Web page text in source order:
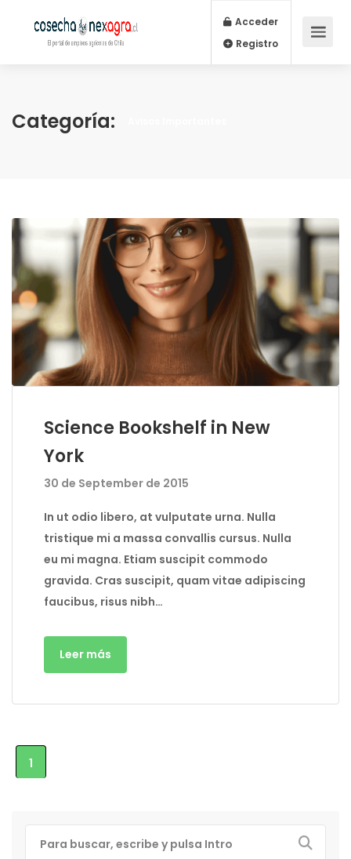
Acceder
Registro
Categoría:
Science Bookshelf in New
York
30 de September de 2015
In ut odio libero, at vulputate urna. Nulla
tristique mi a massa convallis cursus. Nulla
eu mi magna. Etiam suscipit commodo
gravida. Cras suscipit, quam vitae adipiscing
faucibus, risus nibh…
Leer más
1